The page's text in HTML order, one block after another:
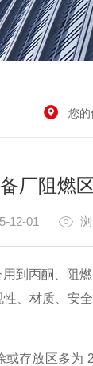
您的
厂阻燃
12-01
到丙酮、阻
、材质、安
存放区多